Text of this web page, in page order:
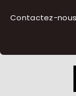
Contactez-